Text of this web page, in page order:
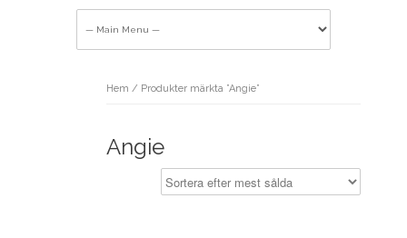
Hem / Produkter märkta ”Angie”
Angie